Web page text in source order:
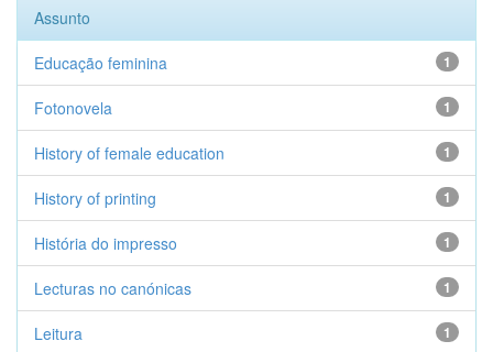
Assunto
1
Educação feminina
1
Fotonovela
1
History of female education
1
History of printing
1
História do impresso
1
Lecturas no canónicas
1
Leitura